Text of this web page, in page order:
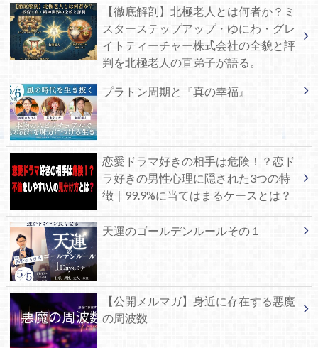
【徹底解剖】北極老人とは何者か？ミ
スターステップアップ・ゆにわ・グレ
イトティーチャー株式会社の全貌と評
判を北極老人の直弟子が語る。
プラトン周期と『真の幸福』
恋愛ドラマ好きの相手は危険！？恋ド
ラ好きの男性心理に隠された3つの特
徴｜99.9%に当てはまるケースとは？
天運のゴールデンルールその１
【公開メルマガ】身近に存在する悪魔
の周波数